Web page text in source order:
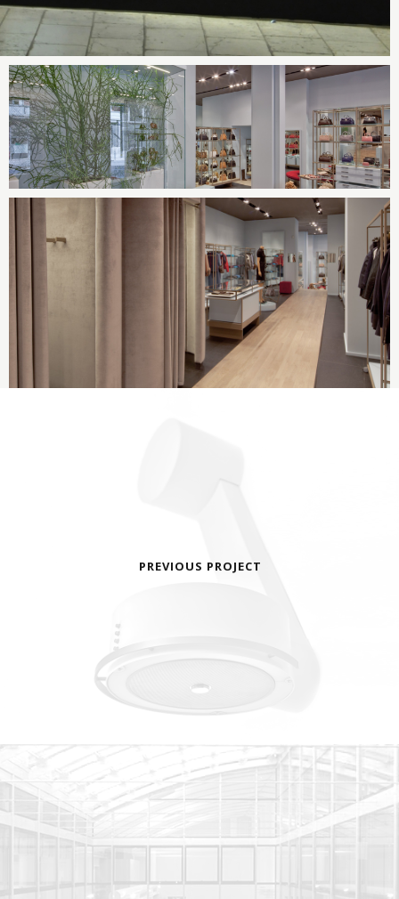
PREVIOUS PROJECT